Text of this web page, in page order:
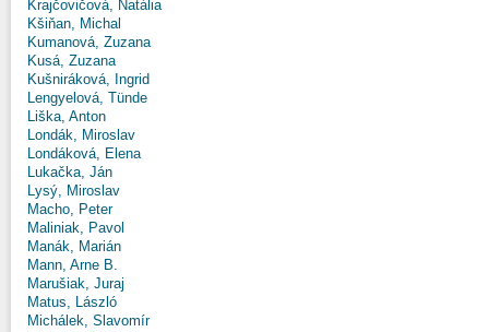
Krajčovičová, Natália
Kšiňan, Michal
Kumanová, Zuzana
Kusá, Zuzana
Kušniráková, Ingrid
Lengyelová, Tünde
Liška, Anton
Londák, Miroslav
Londáková, Elena
Lukačka, Ján
Lysý, Miroslav
Macho, Peter
Maliniak, Pavol
Manák, Marián
Mann, Arne B.
Marušiak, Juraj
Matus, László
Michálek, Slavomír